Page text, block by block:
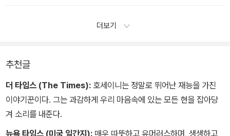
더보기
추천글
더 타임스 (The Times): 호세이니는 정말로 뛰어난 재능을 가진
이야기꾼이다. 그는 과감하게 우리 마음속에 있는 모든 현을 잡아당
겨 소리를 내준다.
뉴욕 타임스 (미국 일간지): 매우 따뜻하고 유머러스하며, 생생하고